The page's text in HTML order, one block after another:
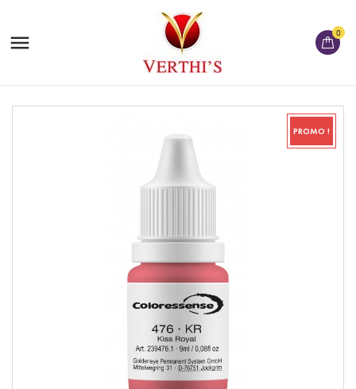
 0
PROMO !